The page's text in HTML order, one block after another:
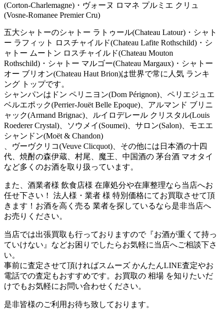
(Corton-Charlemagne)・ヴォーヌ ロマネ プルミエ クリュ
(Vosne-Romanee Premier Cru)
五大シャトーのシャトー ラトゥール(Chateau Latour)・シャト
ー ラフィット ロスチャイルド(Chateau Lafite Rothschild)・シ
ャトー ムートン ロスチャイルド(Chateau Mouton
Rothschild)・シャトー マルゴー(Chateau Margaux)・シャトー
オー ブリオン(Chateau Haut Brion)は世界で常に人気 ランキ
ング トップです。
シャンパンはドン ペリニヨン(Dom Pérignon)、ペリエジュエ
ベルエポック(Perrier-Jouët Belle Epoque)、アルマンド ブリニ
ャック(Armand Brignac)、ルイロデレール クリスタル(Louis
Roederer Crystal)、ソウメイ(Soumei)、サロン(Salon)、モエエ
シャンドン(Moët & Chandon)
、ヴーヴクリコ(Veuve Clicquot)、その他には日本酒の十四
代、焼酎の森伊蔵、村尾、魔王、中国酒の 茅台酒 マオタイ
など多くのお酒を取り扱っています。
また、酒業者様 飲食店様 在庫処分や在庫整理なら当店へお
任せ下さい！ 法人様・業者 様 特別価格にてお買取させて頂
きます！お酒を高く売る 業者を探しているなら是非当店へ
お売りください。
当店では出張買取も行っておりますので『お酒が重くて持っ
ていけない』などお困りでしたらお気軽に当店へご相談下さ
い。
事前に査定させて頂ければスムーズ かんたんLINE査定やお
電話での査定もおすすめです。お買取の 相場 を知りたいだ
けでもお気軽にお問い合わせください。
是非皆様のご利用お待ち致しております。